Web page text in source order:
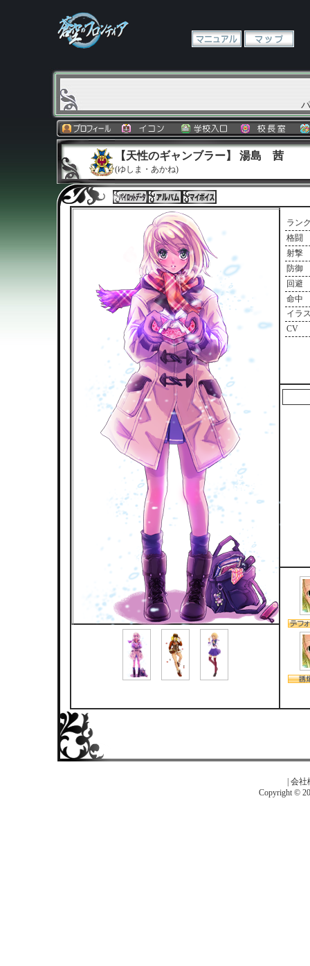
【天性のギャンブラー】 湯島 茜
(ゆしま・あかね)
ラン
格闘
射撃
防御
回避
命中
イラ
CV
会社
Copyright ©